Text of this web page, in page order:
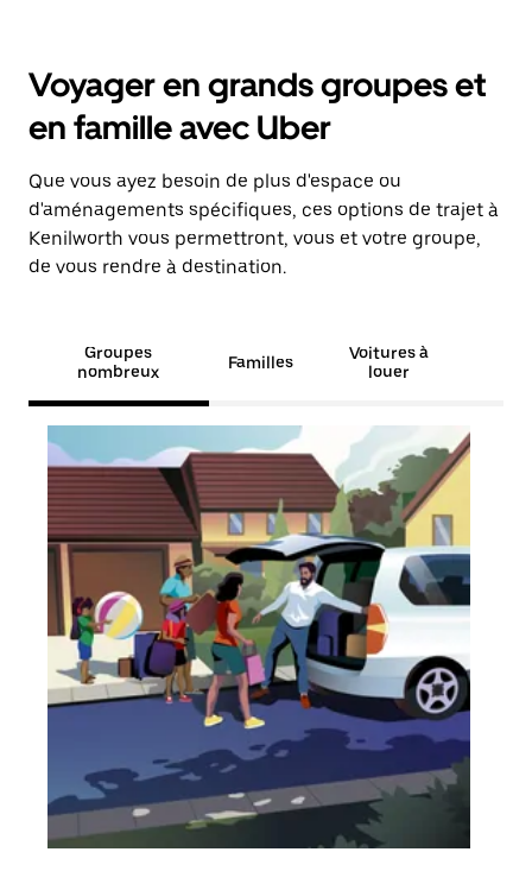
Voyager en grands groupes et
en famille avec Uber
Que vous ayez besoin de plus d'espace ou
d'aménagements spécifiques, ces options de trajet à
Kenilworth vous permettront, vous et votre groupe,
de vous rendre à destination.
Groupes
nombreux
Familles
Voitures à
louer